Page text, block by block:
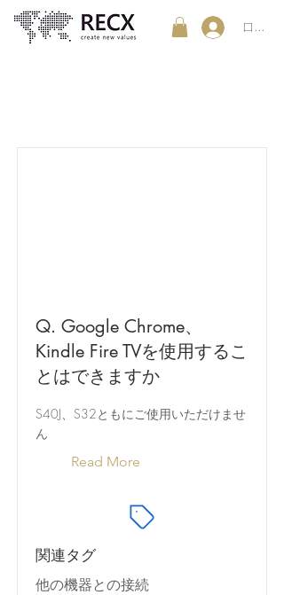
ログイン
Q. Google Chrome、
Kindle Fire TVを使用するこ
とはできますか
S40J、S32ともにご使用いただけませ
ん
Read More
関連タグ
他の機器との接続